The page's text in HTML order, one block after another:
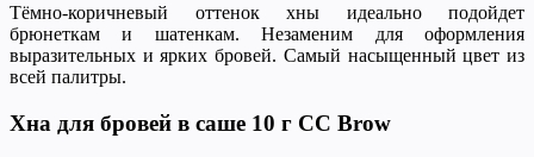
Тёмно-коричневый оттенок хны идеально подойдет
брюнеткам и шатенкам. Незаменим для оформления
выразительных и ярких бровей. Самый насыщенный цвет из
всей палитры.
Хна для бровей в саше 10 г CC Brow